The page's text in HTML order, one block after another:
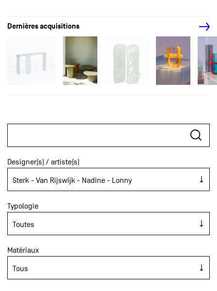
Dernières acquisitions
Designer(s) / artiste(s)
Typologie
Matériaux